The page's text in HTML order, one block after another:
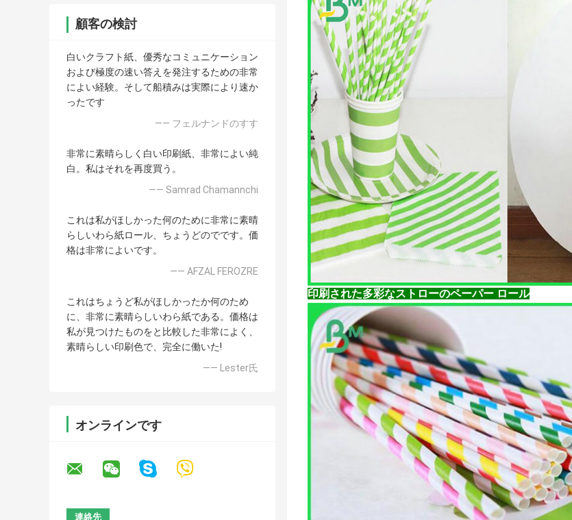
顧客の検討
白いクラフト紙、優秀なコミュニケーション
および極度の速い答えを発注するための非常
によい経験。そして船積みは実際により速か
ったです
—— フェルナンドのすす
非常に素晴らしく白い印刷紙、非常によい純
白。私はそれを再度買う。
—— Samrad Chamannchi
これは私がほしかった何のために非常に素晴
らしいわら紙ロール、ちょうどのでです。価
格は非常によいです。
—— AFZAL FEROZRE
これはちょうど私がほしかったか何のため
に、非常に素晴らしいわら紙である。価格は
私が見つけたものをと比較した非常によく、
素晴らしい印刷色で、完全に働いた!
—— Lester氏
オンラインです
印刷された多彩なストローのペーパー ロール